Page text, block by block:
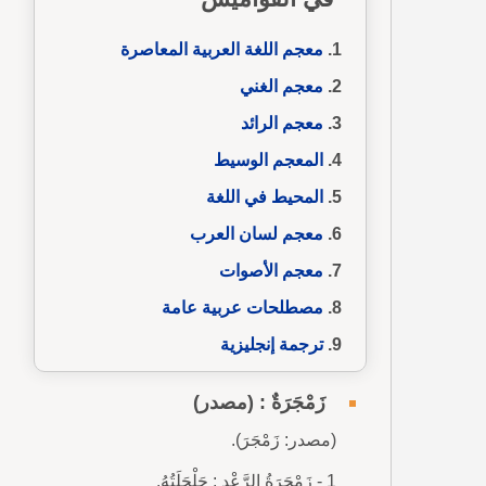
معجم اللغة العربية المعاصرة
معجم الغني
معجم الرائد
المعجم الوسيط
المحيط في اللغة
معجم لسان العرب
معجم الأصوات
مصطلحات عربية عامة
ترجمة إنجليزية
زَمْجَرَةٌ : (مصدر)
(مصدر: زَمْجَرَ).
1 - زَمْجَرَةُ الرَّعْدِ : جَلْجَلَتُهُ.